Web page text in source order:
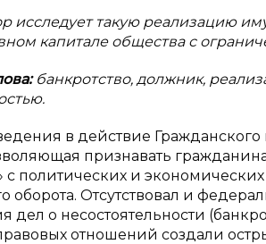
исследует такую реализацию
капитале общества с
банкротство, должник,
в действие Гражданского
признавать
с политических и
оборота. Отсутствовал и
дел о несостоятельности
отношений создали